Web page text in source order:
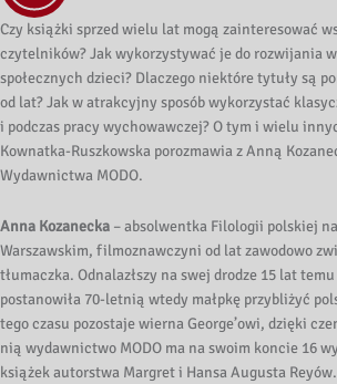
Czy książki sprzed wielu lat mogą zainteresować
czytelników? Jak wykorzystywać je do rozwijania
społecznych dzieci? Dlaczego niektóre tytuły są
od lat? Jak w atrakcyjny sposób wykorzystać
i podczas pracy wychowawczej? O tym i wielu
Kownatka-Ruszkowska porozmawia z Anną
Wydawnictwa MODO.
Anna Kozanecka – absolwentka Filologii polskiej
Warszawskim, filmoznawczyni od lat zawodowo
tłumaczka. Odnalazłszy na swej drodze 15 lat temu
postanowiła 70-letnią wtedy małpkę przybliżyć
tego czasu pozostaje wierna George’owi, dzięki
nią wydawnictwo MODO ma na swoim koncie 16
książek autorstwa Margret i Hansa Augusta